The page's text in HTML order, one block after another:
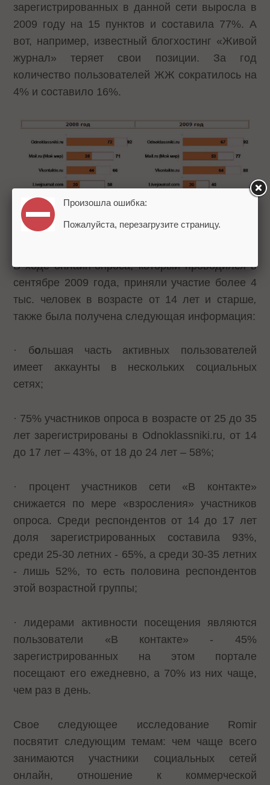
зарегистрированных в данной сети выросла в
2009 году на 15 пунктов и составила 77%. А
вот, например, известный блогхостинг «Живой
журнал» теряет свои позиции. За год
количество пользователей ЖЖ сократилось на
4% и составило 16%.
В ходе онлайн-опроса, который проводился в
сентябре 2009 года, приняли участие более 4
тыс. человек в возрасте от 14 лет и старше,
также была получена следующая информация:
· большая часть активных пользователей
имеет аккаунты в нескольких социальных
сетях;
· 75% участников опроса в возрасте от 25 до 35
лет зарегистрированы в Odnoklassniki.ru, от 14
до 17 лет – 43%, от 18 до 24 лет – 58%;
· процент участников сети «В контакте»
снижается по мере «взросления» участников
опроса. Среди респондентов от 14 до 17 лет
доля зарегистрированных составила 93%,
среди 25-30 летних - 65%, а среди 30-35 летних
- лишь 52%, то есть половина респондентов
этой возрастной группы;
· лидерами активности посещения являются
пользователи «В контакте» - 45%
зарегистрированных на этом портале
посещают его ежедневно, а 70% из них чаще,
чем раз в день.
Свое следующее исследование Romir
посвятит следующим темам: чем чаще всего
занимаются участники социальных сетей
онлайн, отношение к коммерческой
Произошла ошибка:
Пожалуйста, перезагрузите страницу.